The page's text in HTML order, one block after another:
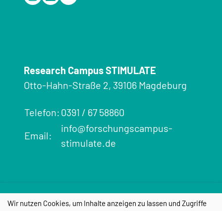
Research Campus STIMULATE
Otto-Hahn-Straße 2, 39106 Magdeburg
Telefon: 0391 / 67 58860
Email:
info@forschungscampus-
stimulate.de
Einstellungen
Wir nutzen Cookies, um Inhalte anzeigen zu lassen und Zugriffe